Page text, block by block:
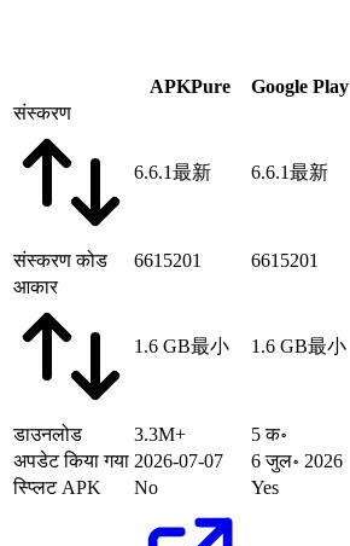
APKPure
Google Play
संस्करण
6.6.1最新 6.6.1最新
संस्करण कोड 6615201
6615201
आकार
1.6 GB最小 1.6 GB最小
डाउनलोड 3.3M+
5 क॰
अपडेट किया गया 2026-07-07
6 जुल॰ 2026
स्प्लिट APK
No Yes